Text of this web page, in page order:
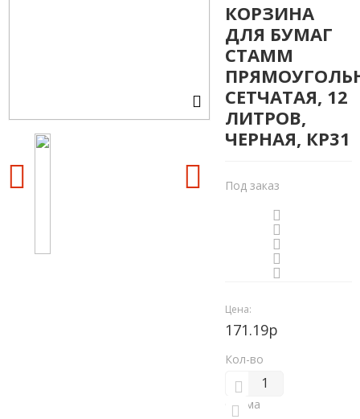
КОРЗИНА
ДЛЯ БУМАГ
СТАММ
СЕТЧАТАЯ, 12
ЛИТРОВ,
ЧЕРНАЯ, КР31
Под заказ
Цена:
171.19р
Кол-во
Сумма